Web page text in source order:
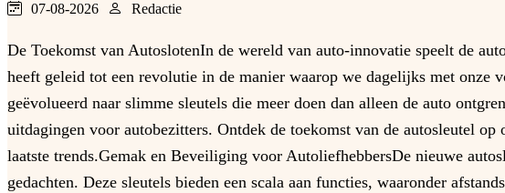
07-08-2026 Redactie
De Toekomst van AutoslotenIn de wereld van auto-innovatie speelt de
heeft geleid tot een revolutie in de manier waarop we dagelijks met onze
geëvolueerd naar slimme sleutels die meer doen dan alleen de auto
uitdagingen voor autobezitters. Ontdek de toekomst van de autosleutel
laatste trends.Gemak en Beveiliging voor AutoliefhebbersDe nieuwe
gedachten. Deze sleutels bieden een scala aan functies, waaronder